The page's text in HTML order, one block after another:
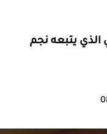
الذي يتبعه نجم